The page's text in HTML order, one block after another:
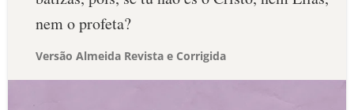
nem o profeta?
Versão Almeida Revista e Corrigida